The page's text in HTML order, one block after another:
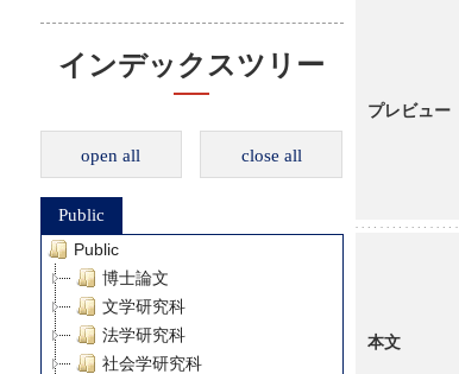
インデックスツリー
open all close all
Public
Public
博士論文
文学研究科
法学研究科
社会学研究科
プレビュー
本文